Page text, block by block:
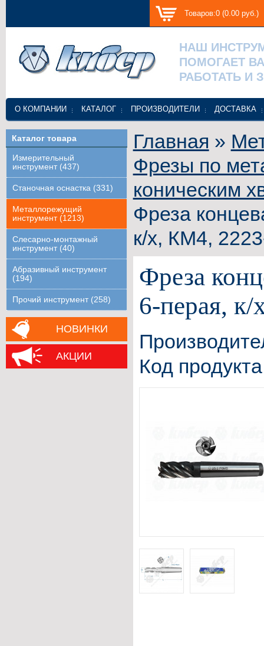
Товаров:0 (0.00 руб.)
НАШ
ПОМОГАЕТ
РАБОТАТЬ И
О КОМПАНИИ КАТАЛОГ ПРОИЗВОДИТЕЛИ ДОСТАВКА
Каталог товара
Измерительный
инструмент (437)
Станочная оснастка (331)
Металлорежущий
инструмент (1213)
Слесарно-монтажный
инструмент (40)
Абразивный инструмент
(194)
Прочий инструмент (258)
НОВИНКИ
АКЦИИ
Главная »
Фрезы по
коническим
Фреза
к/х, КМ4,
Фреза
6-перая,
Код